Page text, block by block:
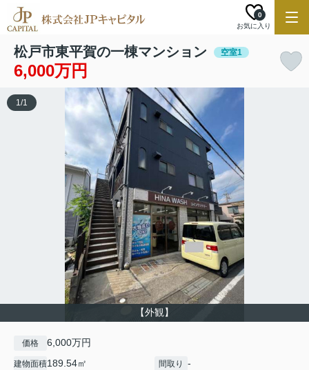
お気に入り
0
松戸市東平賀の一棟マンション 空室1
6,000万円
【外観】
1/1
価格 6,000万円
建物面積189.54㎡ 間取り -